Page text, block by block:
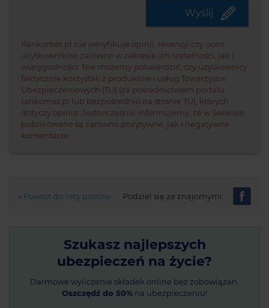
Wyślij
Rankomat.pl nie weryfikuje opinii, recenzji czy ocen
użytkowników zarówno w zakresie ich rzetelności, jak i
wiarygodności. Nie możemy potwierdzić, czy użytkownicy
faktycznie korzystali z produktów i usług Towarzystw
Ubezpieczeniowych (TU) (za pośrednictwem portalu
rankomat.pl lub bezpośrednio na stronie TU), których
dotyczy opinia. Jednocześnie informujemy, że w Serwisie
publikowane są zarówno pozytywne, jak i negatywne
komentarze.
« Powrót do listy postów Podziel się ze znajomymi:
Szukasz najlepszych
ubezpieczeń na życie?
Darmowe wyliczenie składek online bez zobowiązań.
Oszczędź do 50% na ubezpieczeniu!